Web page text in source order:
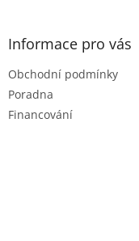
Informace pro vás
Obchodní podmínky
Poradna
Financování